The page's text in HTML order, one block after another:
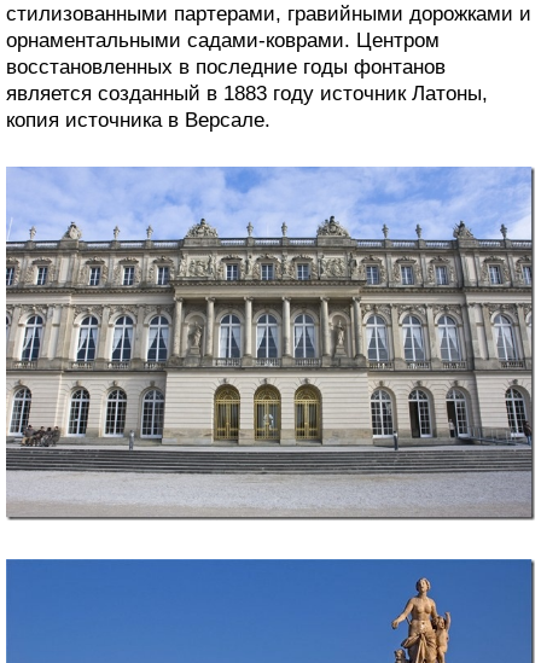
стилизованными партерами, гравийными дорожками и
орнаментальными садами-коврами. Центром
восстановленных в последние годы фонтанов
является созданный в 1883 году источник Латоны,
копия источника в Версале.